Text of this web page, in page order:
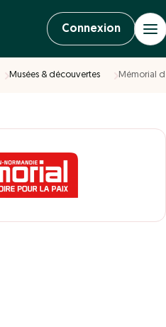
Connexion
Musées & découvertes Mémorial